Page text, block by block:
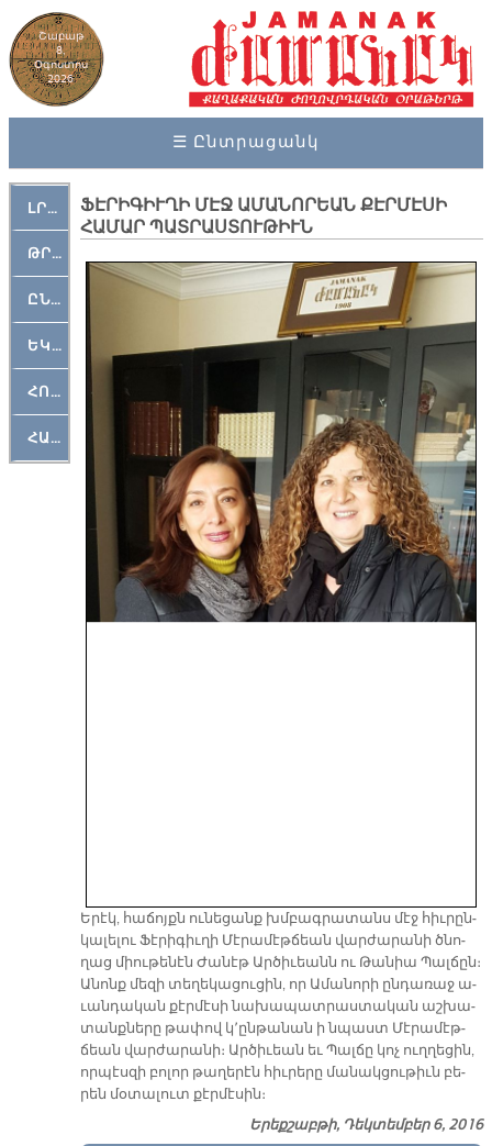
Շաբաթ
8,
Օգոստոս
2026
☰ Ընտրացանկ
ԼՐԱՀՈՍ
ԹՐՔԱՀԱՅ ԿԵԱՆՔ
ԸՆԿԵՐԱՄՇԱԿՈՒԹԱՅԻՆ
ԵԿԵՂԵՑԱԿԱՆ
ՀՈԳԵՄՏԱՒՈՐ
ՀԱՐԹԱԿ
ՖԷՐԻԳԻՒՂԻ ՄԷՋ ԱՄԱՆՈՐԵԱՆ ՔԷՐՄԷՍԻ
ՀԱՄԱՐ ՊԱՏՐԱՍՏՈՒԹԻՒՆ
Ե­րէկ, հա­ճոյքն ու­նե­ցանք խմբագ­րա­տանս մէջ հիւ­րըն­
կա­լե­լու Ֆէ­րի­գիւ­ղի Մէ­րա­մէթ­ճեան վար­ժա­րա­նի ծնո­
ղաց միու­թե­նէն Ժա­նէթ Ար­ծի­ւեանն ու Թա­նիա Պալ­ճըն։
Ա­նոնք մե­զի տե­ղե­կա­ցու­ցին, որ Ա­մա­նո­րի ըն­դա­ռաջ ա­
ւան­դա­կան քէր­մէ­սի նա­խա­պատ­րաս­տա­կան աշ­խա­
տանք­նե­րը թա­փով կ՚ըն­թա­նան ի նպաստ Մէ­րա­մէթ­
ճեան վար­ժա­րա­նի։ Ար­ծի­ւեան եւ Պալ­ճը կոչ ուղ­ղե­ցին,
որ­պէս­զի բո­լոր թա­ղե­րէն հիւ­րե­րը մա­նակ­ցու­թիւն բե­
րեն մօ­տա­լուտ քէր­մէ­սին։
Երեքշաբթի, Դեկտեմբեր 6, 2016